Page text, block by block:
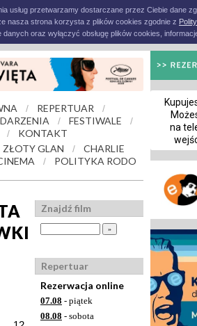
usług przetwarzamy dostarczane przez Ciebie dane
nasza strona korzysta z plików cookies zgodnie z
oraz wyłączyć obsługę plików cookies,
/ REPERTUAR /
/ FESTIWALE /
/
KONTAKT
ZŁOTY GLAN /
CHARLIE
/ POLITYKA RODO
Znajdź film
Repertuar
Rezerwacja online
07.08 - piątek
08.08 - sobota
na